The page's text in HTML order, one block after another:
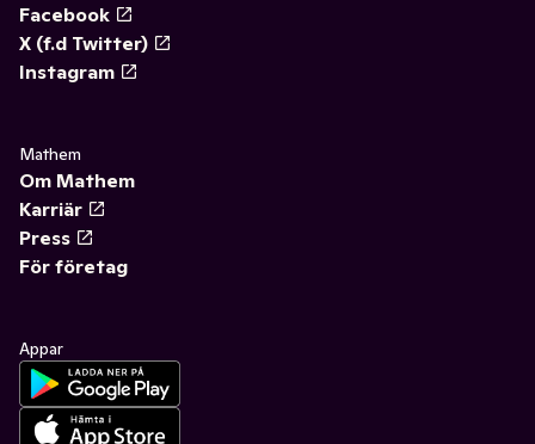
Facebook
X (f.d Twitter)
Instagram
Mathem
Om Mathem
Karriär
Press
För företag
Appar